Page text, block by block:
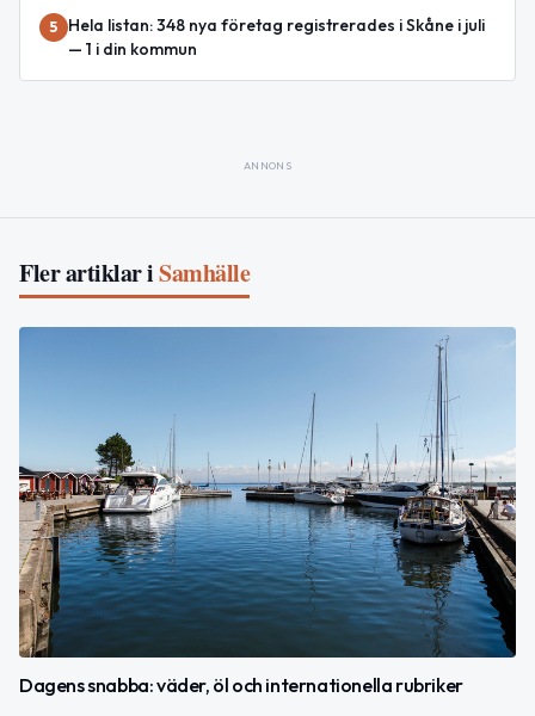
5
Hela listan: 348 nya företag registrerades i Skåne i juli
— 1 i din kommun
ANNONS
Fler artiklar iSamhälle
Dagens snabba: väder, öl och internationella rubriker